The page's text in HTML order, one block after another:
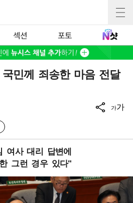
섹션 포토
민께 죄송한 마음 전달
가가
여사 대리 답변에
그런 경우 있다"